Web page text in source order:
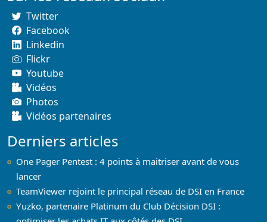
Twitter
Facebook
Linkedin
Flickr
Youtube
Vidéos
Photos
Vidéos partenaires
Derniers articles
One Pager Pentest : 4 points à maitriser avant de vous
lancer
TeamViewer rejoint le principal réseau de DSI en France
Yuzko, partenaire Platinum du Club Décision DSI :